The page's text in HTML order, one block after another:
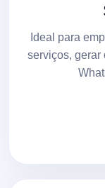
Ideal para
serviços, gerar